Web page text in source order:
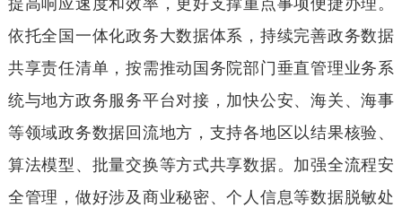
提高响应速度和效率，更好支撑重点事项便捷办理。
依托全国一体化政务大数据体系，持续完善政务数据
共享责任清单，按需推动国务院部门垂直管理业务系
统与地方政务服务平台对接，加快公安、海关、海事
等领域政务数据回流地方，支持各地区以结果核验、
算法模型、批量交换等方式共享数据。加强全流程安
全管理，做好涉及商业秘密、个人信息等数据脱敏处